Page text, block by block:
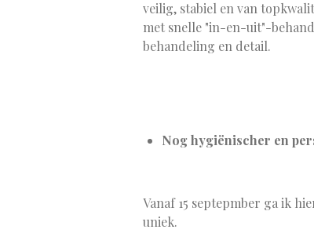
veilig, stabiel en van
met snelle "in-en-uit"-
behandeling en detail.
Nog hygiënischer en
Vanaf 15 septepmber ga ik
uniek.